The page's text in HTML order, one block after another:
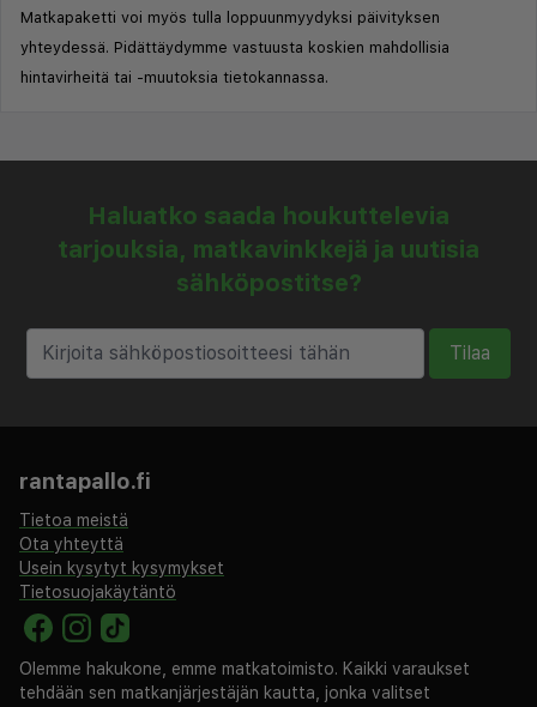
Matkapaketti voi myös tulla loppuunmyydyksi päivityksen
yhteydessä. Pidättäydymme vastuusta koskien mahdollisia
hintavirheitä tai -muutoksia tietokannassa.
Haluatko saada houkuttelevia
tarjouksia, matkavinkkejä ja uutisia
sähköpostitse?
Tilaa
rantapallo.fi
Tietoa meistä
Ota yhteyttä
Usein kysytyt kysymykset
Tietosuojakäytäntö
Olemme hakukone, emme matkatoimisto. Kaikki varaukset
tehdään sen matkanjärjestäjän kautta, jonka valitset